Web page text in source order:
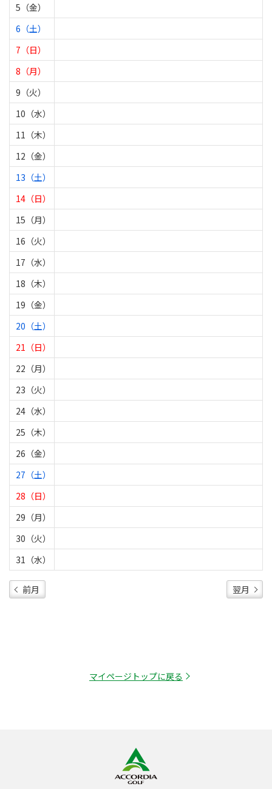
5（金）
6（土）
7（日）
8（月）
9（火）
10（水）
11（木）
12（金）
13（土）
14（日）
15（月）
16（火）
17（水）
18（木）
19（金）
20（土）
21（日）
22（月）
23（火）
24（水）
25（木）
26（金）
27（土）
28（日）
29（月）
30（火）
31（水）
前月 翌月
マイページトップに戻る